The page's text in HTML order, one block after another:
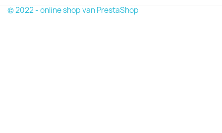
© 2022 - online shop van PrestaShop